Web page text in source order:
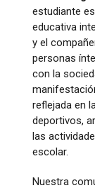
estudiante
educativa
y el
personas
con la
reflejada en
deportivos,
las
escolar.
Nuestra